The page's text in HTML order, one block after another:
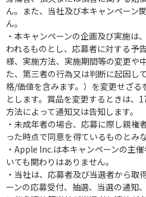
ん。また、当社及び本キャンペーン
ん。
・本キャンペーンの企画及び実施は
われるものとし、応募者に対する予
様、実施方法、実施期間等の変更や
た、第三者の行為又は判断に起因し
格/価値を含みます。）を変更せざ
とします。賞品を変更するときは、
方法によって通知又は告知します。
・未成年者の場合、応募に際し親権
った時点で同意を得ているものとみな
・Apple Inc.は本キャンペーンの主
いても関わりはありません。
・当社は、応募者及び当選者から取
ーンの応募受付、抽選、当選の通知